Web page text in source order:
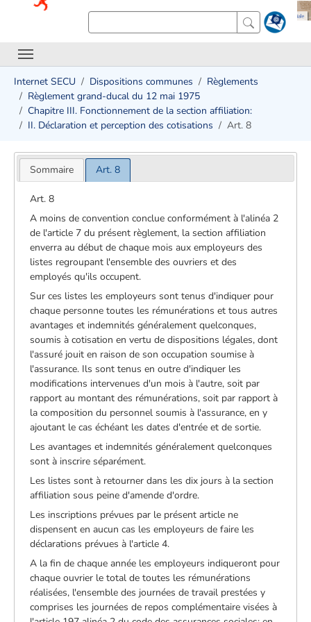
Internet SECU Dispositions communes
Règlements
Règlement grand-ducal du 12 mai 1975
Chapitre III. Fonctionnement de la section affiliation:
II. Déclaration et perception des cotisations
Art. 8
Sommaire Art. 8
Art. 8
A moins de convention conclue conformément à l'alinéa 2
de l'article 7 du présent règlement, la section affiliation
enverra au début de chaque mois aux employeurs des
listes regroupant l'ensemble des ouvriers et des
employés qu'ils occupent.
Sur ces listes les employeurs sont tenus d'indiquer pour
chaque personne toutes les rémunérations et tous autres
avantages et indemnités généralement quelconques,
soumis à cotisation en vertu de dispositions légales, dont
l'assuré jouit en raison de son occupation soumise à
l'assurance. Ils sont tenus en outre d'indiquer les
modifications intervenues d'un mois à l'autre, soit par
rapport au montant des rémunérations, soit par rapport à
la composition du personnel soumis à l'assurance, en y
ajoutant le cas échéant les dates d'entrée et de sortie.
Les avantages et indemnités généralement quelconques
sont à inscrire séparément.
Les listes sont à retourner dans les dix jours à la section
affiliation sous peine d'amende d'ordre.
Les inscriptions prévues par le présent article ne
dispensent en aucun cas les employeurs de faire les
déclarations prévues à l'article 4.
A la fin de chaque année les employeurs indiqueront pour
chaque ouvrier le total de toutes les rémunérations
réalisées, l'ensemble des journées de travail prestées y
comprises les journées de repos complémentaire visées à